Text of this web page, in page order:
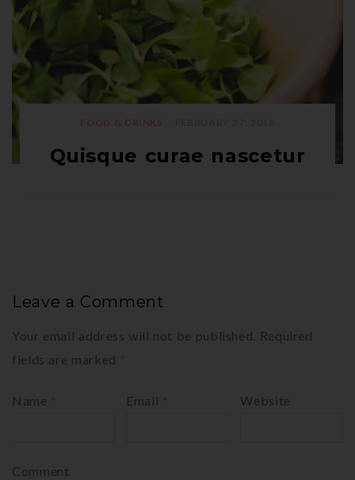
Quisque curae nascetur
Leave a Comment
Your email address will not be published. Required
fields are marked
Name Email Website
Comment